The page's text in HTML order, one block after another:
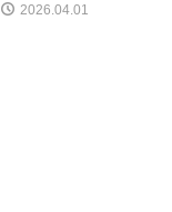
2026.04.01